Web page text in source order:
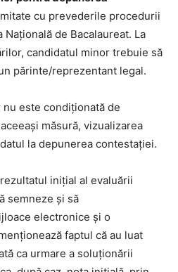
cu prevederile procedurii
de Bacalaureat. La
candidatul minor trebuie să
părinte/reprezentant legal.
este condiționată de
măsură, vizualizarea
la depunerea contestației.
inițial al evaluării
semneze și să
electronice și o
faptul că au luat
ca urmare a soluționării